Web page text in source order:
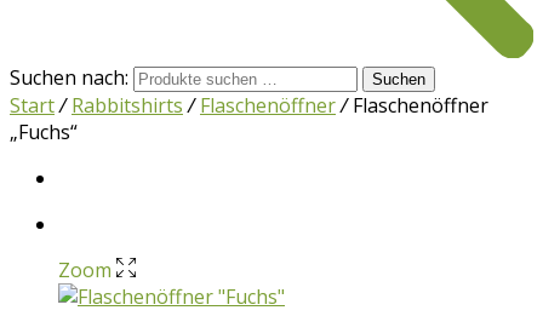
Suchen nach: Suchen
Start/ Rabbitshirts / Flaschenöffner/Flaschenöffner
„Fuchs“
Zoom